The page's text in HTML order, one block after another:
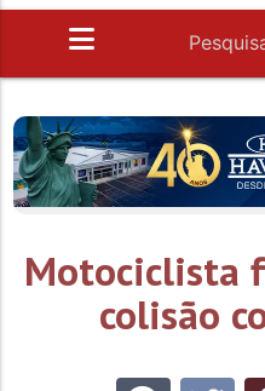
Motociclista
colisão